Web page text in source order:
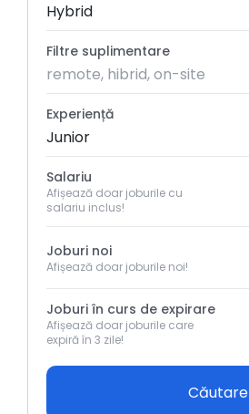
Hybrid
Filtre suplimentare
remote, hibrid, on-site
Experiență
Junior
Salariu
Afișează doar joburile cu
salariu inclus!
Joburi noi
Afișează doar joburile noi!
Joburi în curs de expirare
Afișează doar joburile care
expiră în 3 zile!
Căutare